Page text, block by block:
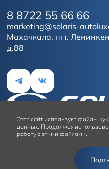
Махачкала, пгт.
д.88
8 8722 55 66 66
marketing@solaris-
Условия использования
Этот сайт использует файлы
данных. Продолжая
работу с этими файлами.